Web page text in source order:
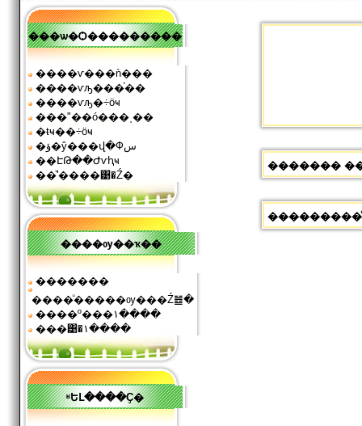
���ѡ�Ѻ���������
����ѵ���ǹ���
����ѵԡ���֡��
����ѵԡ�÷ӧҹ
���ʺ��ó���ͺ��
�ŧҹ��÷ӧҹ
�ؤ�ŷ���վ�Фس
��ԷԹ��Ժѵԧҹ
��ͧʹ����͹�Ź�
����ѹ��ҡ��
�������
����ͧ�����ѹ���Ź䷹�
����º���١����
���͹�١����
ʶԵԼ����Ҫ�
������� ���